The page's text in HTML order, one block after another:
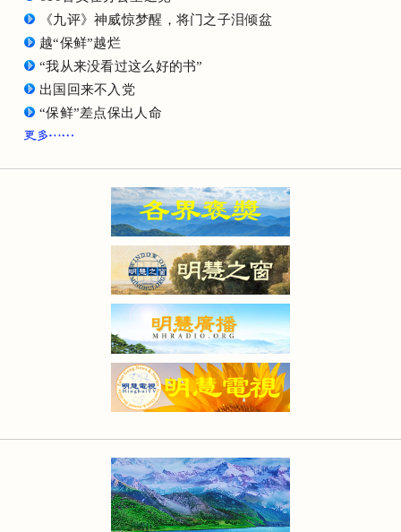
《九评》神威惊梦醒，将门之子泪倾盆
越“保鲜”越烂
“我从来没看过这么好的书”
出国回来不入党
“保鲜”差点保出人命